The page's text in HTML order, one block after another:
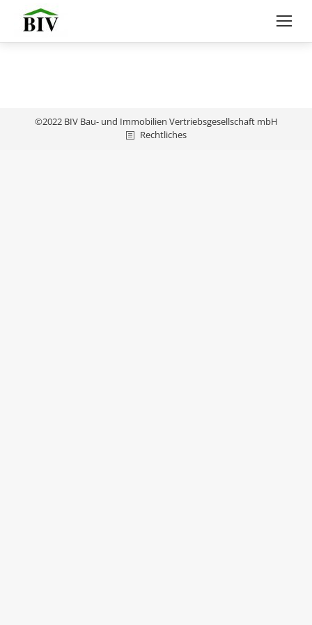
©2022 BIV Bau- und Immobilien Vertriebsgesellschaft mbH
Rechtliches